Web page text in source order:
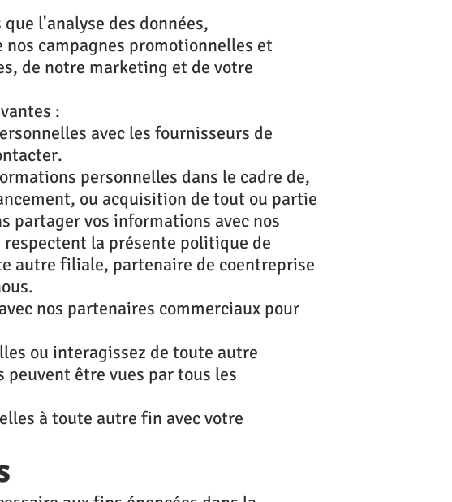
l'analyse des données,
campagnes promotionnelles et
de notre marketing et de votre
:
avec les fournisseurs de
personnelles dans le cadre de,
ou acquisition de tout ou partie
partager vos informations avec nos
la présente politique de
autre filiale, partenaire de coentreprise
nos partenaires commerciaux pour
ou interagissez de toute autre
être vues par tous les
à toute autre fin avec votre